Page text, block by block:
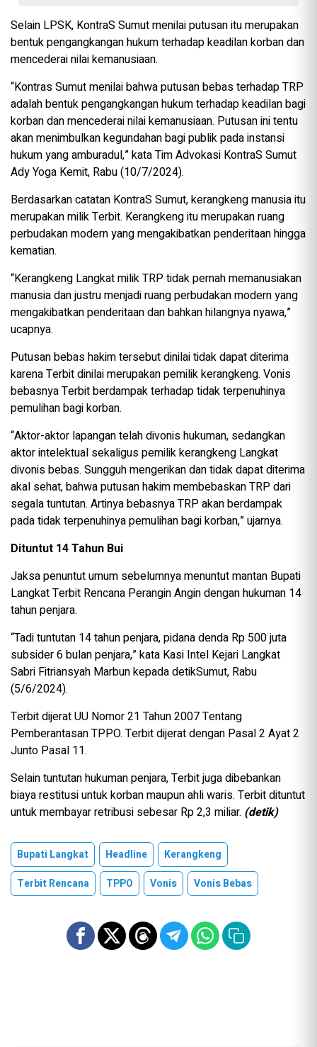
Selain LPSK, KontraS Sumut menilai putusan itu merupakan
bentuk pengangkangan hukum terhadap keadilan korban dan
mencederai nilai kemanusiaan.
“Kontras Sumut menilai bahwa putusan bebas terhadap TRP
adalah bentuk pengangkangan hukum terhadap keadilan bagi
korban dan mencederai nilai kemanusiaan. Putusan ini tentu
akan menimbulkan kegundahan bagi publik pada instansi
hukum yang amburadul,” kata Tim Advokasi KontraS Sumut
Ady Yoga Kemit, Rabu (10/7/2024).
Berdasarkan catatan KontraS Sumut, kerangkeng manusia itu
merupakan milik Terbit. Kerangkeng itu merupakan ruang
perbudakan modern yang mengakibatkan penderitaan hingga
kematian.
“Kerangkeng Langkat milik TRP tidak pernah memanusiakan
manusia dan justru menjadi ruang perbudakan modern yang
mengakibatkan penderitaan dan bahkan hilangnya nyawa,”
ucapnya.
Putusan bebas hakim tersebut dinilai tidak dapat diterima
karena Terbit dinilai merupakan pemilik kerangkeng. Vonis
bebasnya Terbit berdampak terhadap tidak terpenuhinya
pemulihan bagi korban.
“Aktor-aktor lapangan telah divonis hukuman, sedangkan
aktor intelektual sekaligus pemilik kerangkeng Langkat
divonis bebas. Sungguh mengerikan dan tidak dapat diterima
akal sehat, bahwa putusan hakim membebaskan TRP dari
segala tuntutan. Artinya bebasnya TRP akan berdampak
pada tidak terpenuhinya pemulihan bagi korban,” ujarnya.
Dituntut 14 Tahun Bui
Jaksa penuntut umum sebelumnya menuntut mantan Bupati
Langkat Terbit Rencana Perangin Angin dengan hukuman 14
tahun penjara.
“Tadi tuntutan 14 tahun penjara, pidana denda Rp 500 juta
subsider 6 bulan penjara,” kata Kasi Intel Kejari Langkat
Sabri Fitriansyah Marbun kepada detikSumut, Rabu
(5/6/2024).
Terbit dijerat UU Nomor 21 Tahun 2007 Tentang
Pemberantasan TPPO. Terbit dijerat dengan Pasal 2 Ayat 2
Junto Pasal 11.
Selain tuntutan hukuman penjara, Terbit juga dibebankan
biaya restitusi untuk korban maupun ahli waris. Terbit dituntut
untuk membayar retribusi sebesar Rp 2,3 miliar. (detik)
Bupati Langkat Headline
Kerangkeng
Terbit Rencana
TPPO Vonis Vonis Bebas